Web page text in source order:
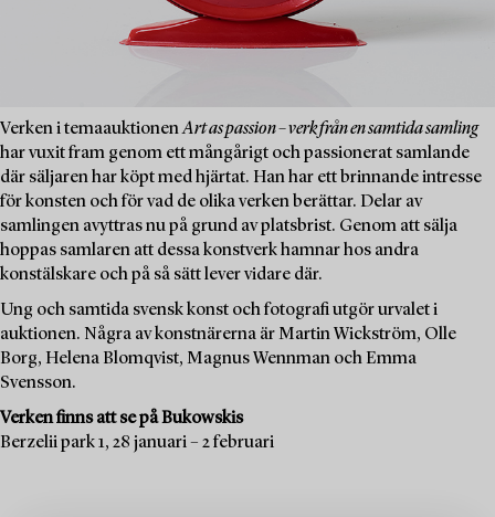
Verken i temaauktionenArt as passion – verk från en samtida samling
har vuxit fram genom ett mångårigt och passionerat samlande
där säljaren har köpt med hjärtat. Han har ett brinnande intresse
för konsten och för vad de olika verken berättar. Delar av
samlingen avyttras nu på grund av platsbrist. Genom att sälja
hoppas samlaren att dessa konstverk hamnar hos andra
konstälskare och på så sätt lever vidare där.
Ung och samtida svensk konst och fotografi utgör urvalet i
auktionen. Några av konstnärerna är Martin Wickström, Olle
Borg, Helena Blomqvist, Magnus Wennman och Emma
Svensson.
Verken finns att se på Bukowskis
Berzelii park 1, 28 januari – 2 februari